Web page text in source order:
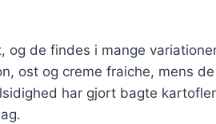
de findes i mange
ost og creme fraiche, mens
har gjort bagte